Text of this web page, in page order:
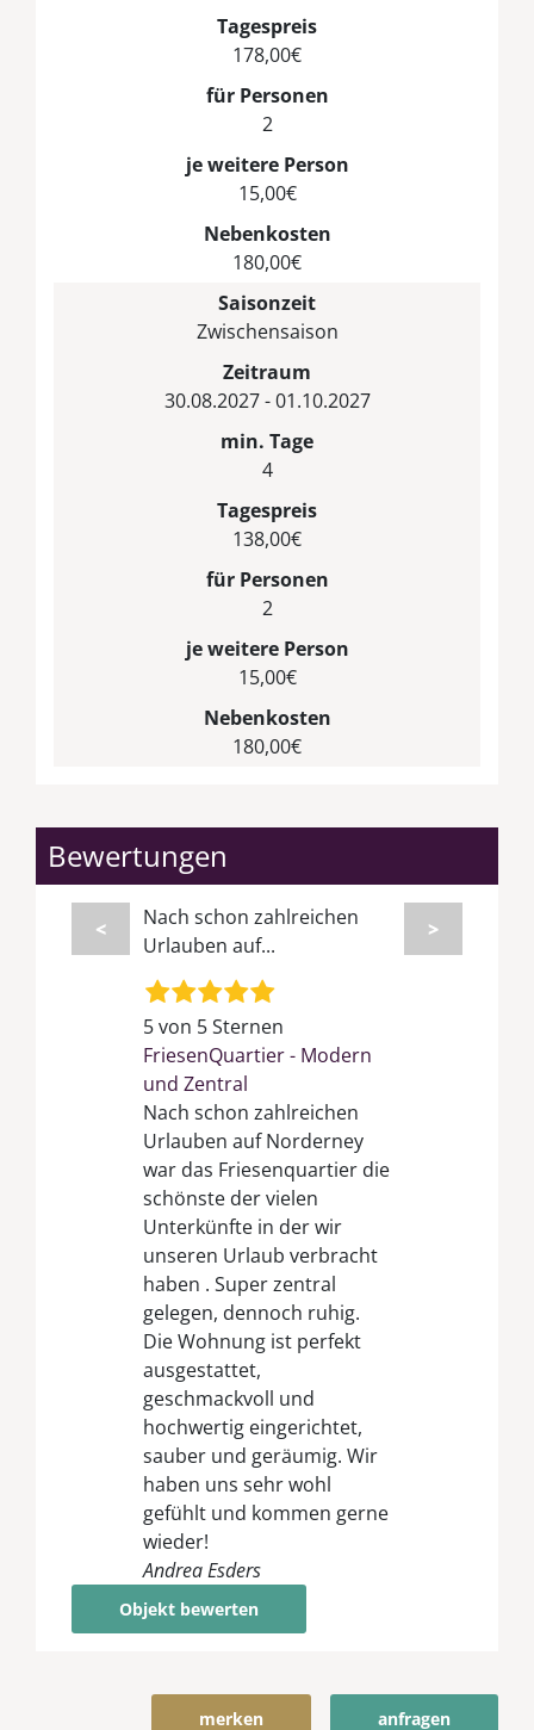
Tagespreis
178,00€
für Personen
2
je weitere Person
15,00€
Nebenkosten
180,00€
Saisonzeit
Zwischensaison
Zeitraum
30.08.2027 - 01.10.2027
min. Tage
4
Tagespreis
138,00€
für Personen
2
je weitere Person
15,00€
Nebenkosten
180,00€
Bewertungen
<
Nach schon zahlreichen
Urlauben auf...
5 von 5 Sternen
FriesenQuartier - Modern
und Zentral
Nach schon zahlreichen
Urlauben auf Norderney
war das Friesenquartier die
schönste der vielen
Unterkünfte in der wir
unseren Urlaub verbracht
haben . Super zentral
gelegen, dennoch ruhig.
Die Wohnung ist perfekt
ausgestattet,
geschmackvoll und
hochwertig eingerichtet,
sauber und geräumig. Wir
haben uns sehr wohl
gefühlt und kommen gerne
wieder!
Andrea Esders
>
Objekt bewerten
anfragen
merken